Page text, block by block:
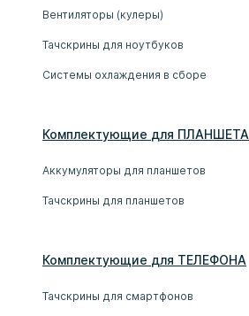
Вентиляторы (кулеры)
Тачскрины для ноутбуков
Системы охлаждения в сборе
Комплектующие для ПЛАНШЕТА
Аккумуляторы для планшетов
Тачскрины для планшетов
Комплектующие для ТЕЛЕФОНА
Тачскрины для смартфонов